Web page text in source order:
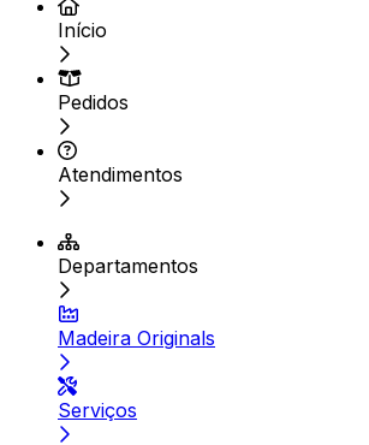
Início
Pedidos
Atendimentos
Departamentos
Madeira Originals
Serviços